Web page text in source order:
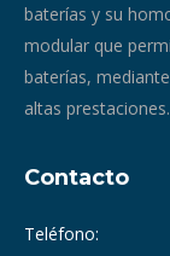
baterías y su
modular que
baterías,
altas prestaciones.
Contacto
Teléfono: